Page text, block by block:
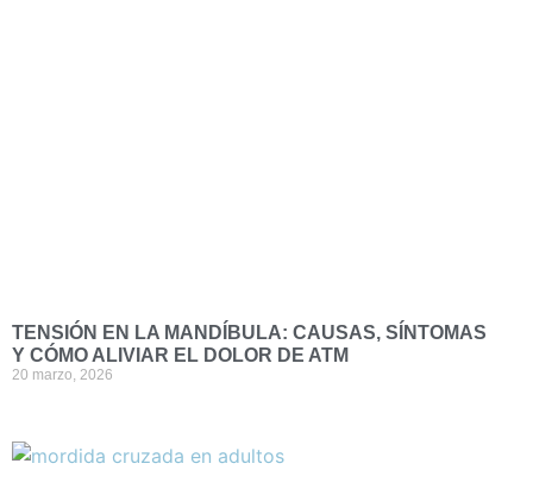
TENSIÓN EN LA MANDÍBULA: CAUSAS, SÍNTOMAS
Y CÓMO ALIVIAR EL DOLOR DE ATM
20 marzo, 2026